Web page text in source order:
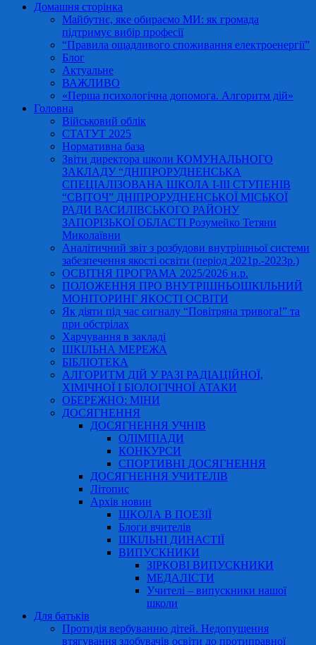
Домашня сторінка
Майбутнє, яке обираємо МИ: як громада
підтримує вибір професії
“Правила ощадливого споживання електроенергії”
Блог
Актуальне
ВАЖЛИВО
«Перша психологічна допомога. Алгоритм дій»
Головна
Військовий облік
СТАТУТ 2025
Нормативна база
Звіти директора школи КОМУНАЛЬНОГО
ЗАКЛАДУ “ДНІПРОРУДНЕНСЬКА
СПЕЦІАЛІЗОВАНА ШКОЛА І-ІІІ СТУПЕНІВ
“СВІТОЧ” ДНІПРОРУДНЕНСЬКОЇ МІСЬКОЇ
РАДИ ВАСИЛІВСЬКОГО РАЙОНУ
ЗАПОРІЗЬКОЇ ОБЛАСТІ Розумейко Тетяни
Миколаївни
Аналітичний звіт з розбудови внутрішньої системи
забезпечення якості освіти (період 2021р.-2023р.)
ОСВІТНЯ ПРОГРАМА 2025/2026 н.р.
ПОЛОЖЕННЯ ПРО ВНУТРІШНЬОШКІЛЬНИЙ
МОНІТОРИНГ ЯКОСТІ ОСВІТИ
Як діяти під час сигналу “Повітряна тривога!” та
при обстрілах
Харчування в закладі
ШКІЛЬНА МЕРЕЖА
БІБЛІОТЕКА
АЛГОРИТМ ДІЙ У РАЗІ РАДІАЦІЙНОЇ,
ХІМІЧНОЇ І БІОЛОГІЧНОЇ АТАКИ
ОБЕРЕЖНО: МІНИ
ДОСЯГНЕННЯ
ДОСЯГНЕННЯ УЧНІВ
ОЛІМПІАДИ
КОНКУРСИ
СПОРТИВНІ ДОСЯГНЕННЯ
ДОСЯГНЕННЯ УЧИТЕЛІВ
Літопис
Архів новин
ШКОЛА В ПОЕЗІЇ
Блоги вчителів
ШКІЛЬНІ ДИНАСТІЇ
ВИПУСКНИКИ
ЗІРКОВІ ВИПУСКНИКИ
МЕДАЛІСТИ
Учителі – випускники нашої
школи
Для батьків
Протидія вербуванню дітей. Недопущення
втягування здобувачів освіти до протиправної